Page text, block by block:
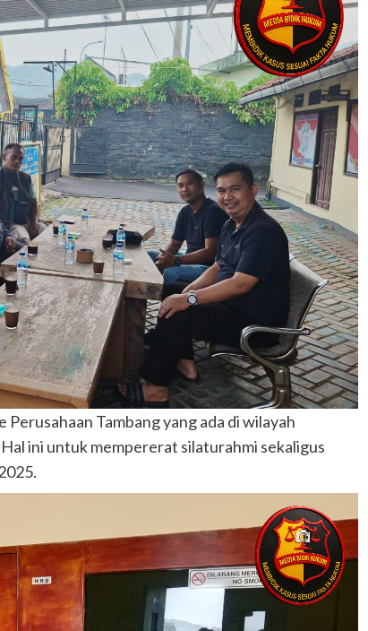
Tambang yang ada di wilayah
ini untuk mempererat silaturahmi sekaligus